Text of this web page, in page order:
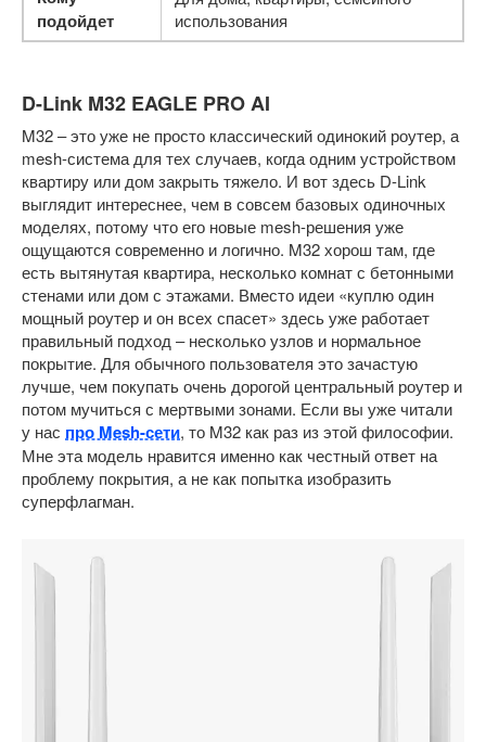
подойдет
использования
D-Link M32 EAGLE PRO AI
M32 – это уже не просто классический одинокий роутер, а
mesh-система для тех случаев, когда одним устройством
квартиру или дом закрыть тяжело. И вот здесь D-Link
выглядит интереснее, чем в совсем базовых одиночных
моделях, потому что его новые mesh-решения уже
ощущаются современно и логично. M32 хорош там, где
есть вытянутая квартира, несколько комнат с бетонными
стенами или дом с этажами. Вместо идеи «куплю один
мощный роутер и он всех спасет» здесь уже работает
правильный подход – несколько узлов и нормальное
покрытие. Для обычного пользователя это зачастую
лучше, чем покупать очень дорогой центральный роутер и
потом мучиться с мертвыми зонами. Если вы уже читали
у нас про Mesh-сети, то M32 как раз из этой философии.
Мне эта модель нравится именно как честный ответ на
проблему покрытия, а не как попытка изобразить
суперфлагман.